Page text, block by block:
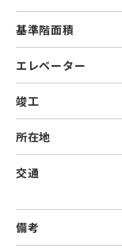
基準階面積
エレベーター
竣工
所在地
交通
備考